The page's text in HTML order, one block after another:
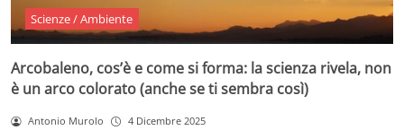
Scienze / Ambiente
Arcobaleno, cos’è e come si forma: la scienza rivela, non
è un arco colorato (anche se ti sembra così)
Antonio Murolo 4 Dicembre 2025